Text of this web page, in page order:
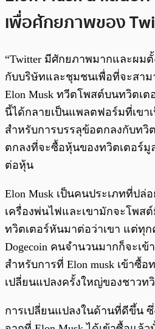
เพื่อศักยภาพของ
“Twitter มีศักยภาพมากและผม
กับบริษัทและชุมชนเพื่อที่จะสา
Elon Musk ทวีตโพสต์บนทวิตเ
นี้ได้กลายเป็นแพลตฟอร์มที่เขา
สำหรับการบรรลุข้อตกลงกับทวิ
ตกลงที่จะซื้อหุ้นของทวิตเตอร์มู
ต่อหุ้น
Elon Musk เป็นคนประเภทที่ป
เครื่องพ่นไฟและเขามักจะโพส
ทวิตเตอร์หันมาต่อว่าเขา แต่ทุก
Dogecoin คนจำนวนมากก็จะเ
สำหรับการที่ Elon musk เข้าซื้อ
เปลี่ยนแปลงครั้งใหญ่ของชาวท
การเปลี่ยนแปลงในด้านที่ดีขึ้น